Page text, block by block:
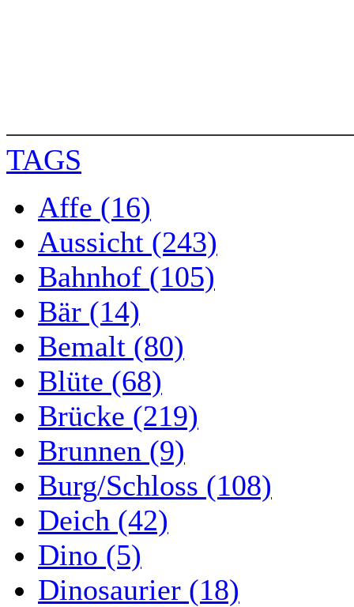
TAGS
Affe (16)
Aussicht (243)
Bahnhof (105)
Bär (14)
Bemalt (80)
Blüte (68)
Brücke (219)
Brunnen (9)
Burg/Schloss (108)
Deich (42)
Dino (5)
Dinosaurier (18)